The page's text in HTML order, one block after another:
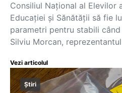
Consiliul Național al Elevilor
Educației și Sănătății să fie
parametri pentru stabili
Silviu Morcan,
Vezi articolul
Știri